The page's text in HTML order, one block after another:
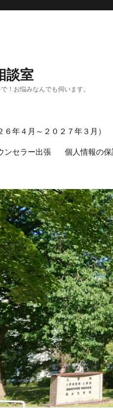
談室
！お悩みなんでも伺います。
年４月～２０２７年３月）
ンセラー出張 個人情報の